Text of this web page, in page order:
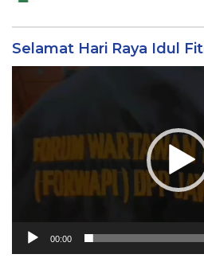
Selamat Hari Raya Idul
00:00